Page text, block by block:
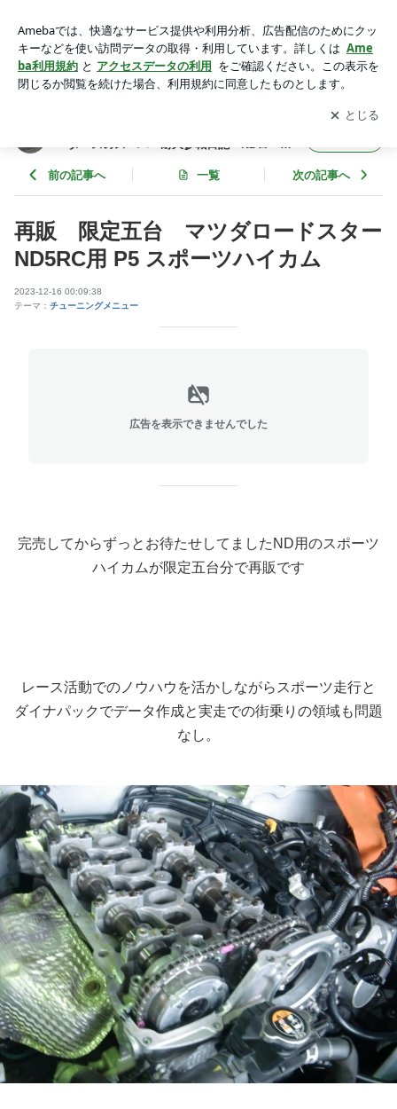
ハイカム | 四国、愛媛にあるロードスター専門店村上モータ
ースのスーパー耐久参戦日記 NDロードスター 愛媛 四国
アプリをダウンロードして ブログの更新通知
を受け取りまし
ょう。
開く
ータースのスーパー耐久参戦日記 NDロード
前の記事へ 一覧 次の記事へ
再販 限定五台 マツダロードスター
ND5RC用 P5 スポーツハイカム
2023-12-16 00:09:38
テーマ： チューニングメニュー
広告を表示できませんでした
完売してからずっとお待たせしてましたND用のスポーツ
ハイカムが限定五台分で再販です
レース活動でのノウハウを活かしながらスポーツ走行と
ダイナパックでデータ作成と実走での街乗りの領域も問題
なし。